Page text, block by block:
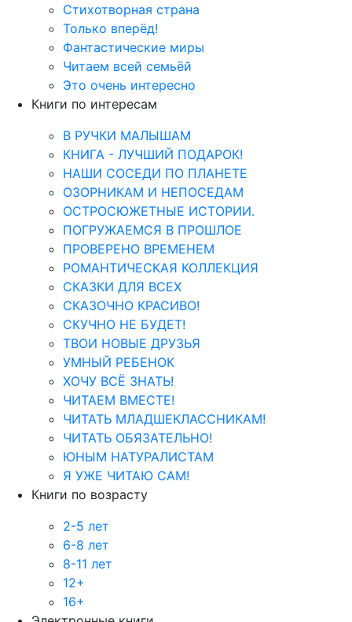
Стихотворная страна
Только вперёд!
Фантастические миры
Читаем всей семьёй
Это очень интересно
Книги по интересам
В РУЧКИ МАЛЫШАМ
КНИГА - ЛУЧШИЙ ПОДАРОК!
НАШИ СОСЕДИ ПО ПЛАНЕТЕ
ОЗОРНИКАМ И НЕПОСЕДАМ
ОСТРОСЮЖЕТНЫЕ ИСТОРИИ.
ПОГРУЖАЕМСЯ В ПРОШЛОЕ
ПРОВЕРЕНО ВРЕМЕНЕМ
РОМАНТИЧЕСКАЯ КОЛЛЕКЦИЯ
СКАЗКИ ДЛЯ ВСЕХ
СКАЗОЧНО КРАСИВО!
СКУЧНО НЕ БУДЕТ!
ТВОИ НОВЫЕ ДРУЗЬЯ
УМНЫЙ РЕБЕНОК
ХОЧУ ВСЁ ЗНАТЬ!
ЧИТАЕМ ВМЕСТЕ!
ЧИТАТЬ МЛАДШЕКЛАССНИКАМ!
ЧИТАТЬ ОБЯЗАТЕЛЬНО!
ЮНЫМ НАТУРАЛИСТАМ
Я УЖЕ ЧИТАЮ САМ!
Книги по возрасту
2-5 лет
6-8 лет
8-11 лет
12+
16+